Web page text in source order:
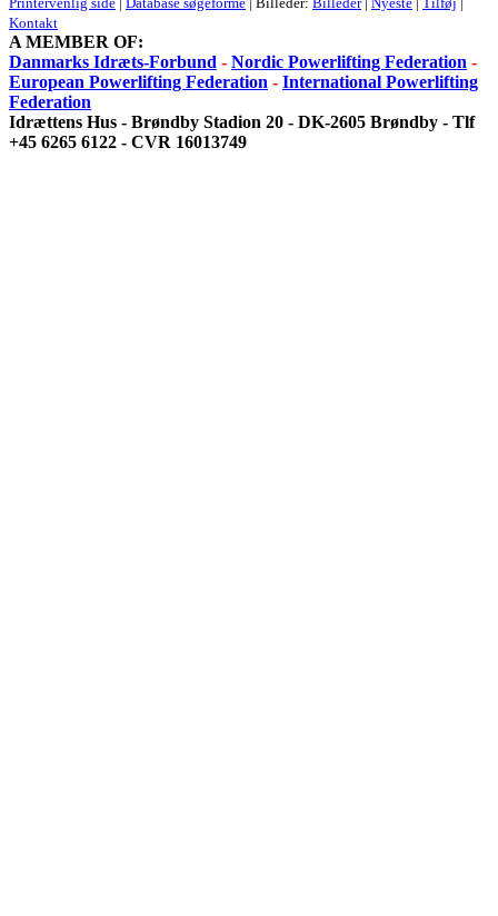
Kontakt
A MEMBER OF:
Danmarks Idræts-Forbund - Nordic Powerlifting Federation -
European Powerlifting Federation - International Powerlifting
Federation
Idrættens Hus - Brøndby Stadion 20 - DK-2605 Brøndby - Tlf
+45 6265 6122 - CVR 16013749